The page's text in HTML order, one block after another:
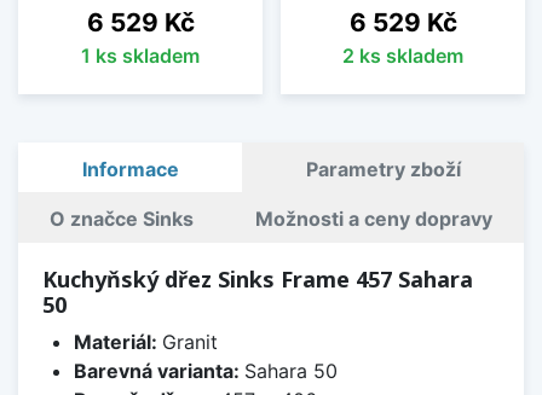
Cena
6 529 Kč
1 ks skladem
Cena
6 529 Kč
2 ks skladem
Informace Parametry zboží
O značce Sinks Možnosti a ceny dopravy
Kuchyňský dřez Sinks Frame 457 Sahara
50
Materiál: Granit
Barevná varianta: Sahara 50